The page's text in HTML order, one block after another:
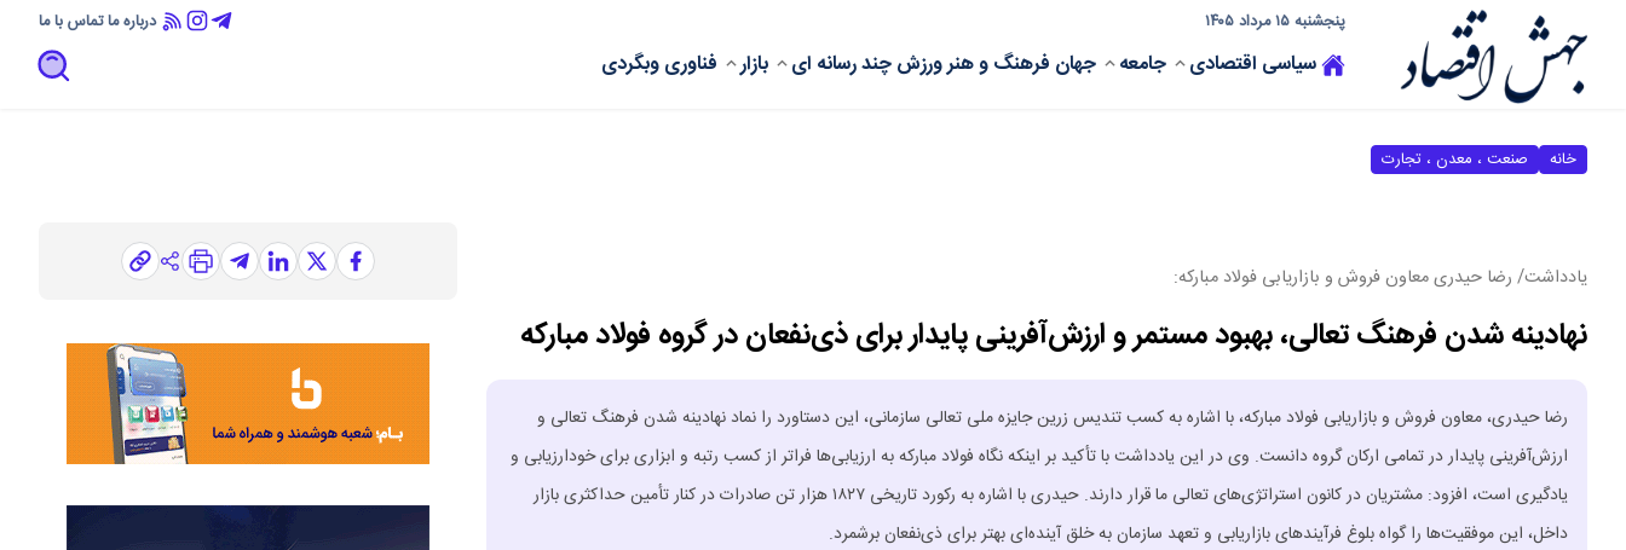
پنجشنبه ۱۵ مرداد ۱۴۰۵ درباره ماتماس با ما
سیاسی اقتصادی جامعه جهان فرهنگ و هنرورزشچند رسانه ای بازار فناوریوبگردی
خانه صنعت ، معدن ، تجارت
یادداشت/ رضا حیدری معاون فروش و بازاریابی فولاد مبارکه:
نهادینه شدن فرهنگ تعالی، بهبود مستمر و ارزش‌آفرینی پایدار برای ذی‌نفعان در گروه فولاد مبارکه
رضا حیدری، معاون فروش و بازاریابی فولاد مبارکه، با اشاره به کسب تندیس زرین جایزه ملی تعالی سازمانی، این دستاورد را نماد نهادینه شدن فرهنگ تعالی و
ارزش‌آفرینی پایدار در تمامی ارکان گروه دانست. وی در این یادداشت با تأکید بر اینکه نگاه فولاد مبارکه به ارزیابی‌ها فراتر از کسب رتبه و ابزاری برای خودارزیابی و
یادگیری است، افزود: مشتریان در کانون استراتژی‌های تعالی ما قرار دارند. حیدری با اشاره به رکورد تاریخی ۱۸۲۷ هزار تن صادرات در کنار تأمین حداکثری بازار
داخل، این موفقیت‌ها را گواه بلوغ فرآیندهای بازاریابی و تعهد سازمان به خلق آینده‌ای بهتر برای ذی‌نفعان برشمرد.